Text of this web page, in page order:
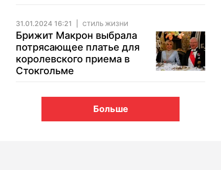
31.01.2024 16:21 СТИЛЬ ЖИЗНИ
Брижит Макрон выбрала
потрясающее платье для
королевского приема в
Стокгольме
Больше